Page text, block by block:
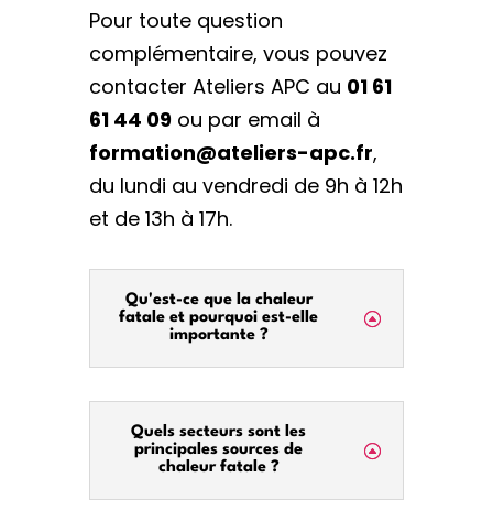
Pour toute question
complémentaire, vous pouvez
contacter Ateliers APC au 01 61
61 44 09ou par email à
formation@ateliers-apc.fr,
du lundi au vendredi de 9h à 12h
et de 13h à 17h.
Qu'est-ce que la chaleur
fatale et pourquoi est-elle
importante ?
Quels secteurs sont les
principales sources de
chaleur fatale ?